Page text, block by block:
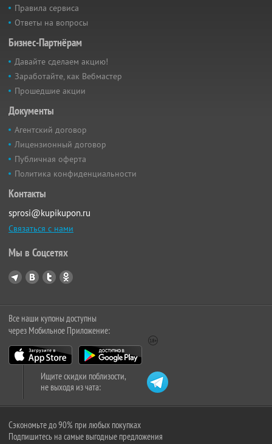
Правила сервиса
Ответы на вопросы
Бизнес-Партнёрам
Давайте сделаем акцию!
Заработайте, как Вебмастер
Прошедшие акции
Документы
Агентский договор
Лицензионный договор
Публичная оферта
Политика конфиденциальности
Контакты
sprosi@kupikupon.ru
Связаться с нами
Мы в Соцсетях
Все наши купоны доступны
через Мобильное Приложение:
Ищите скидки поблизости,
не выходя из чата:
Сэкономьте до 90% при любых покупках
Подпишитесь на самые выгодные предложения